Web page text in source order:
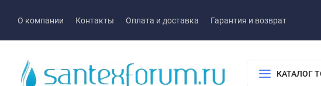
О компании Контакты Оплата и доставка Гарантия и возврат
КАТАЛОГ